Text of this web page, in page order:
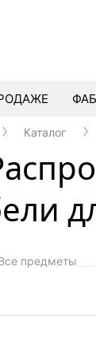
Каталог
предметы